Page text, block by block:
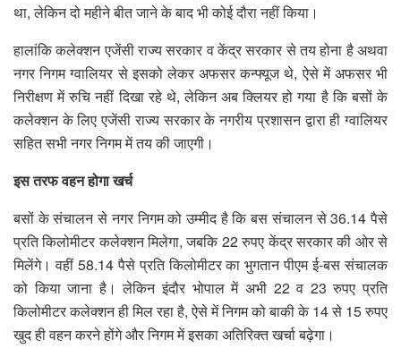
था, लेकिन दो महीने बीत जाने के बाद भी कोई दौरा नहीं किया।
हालांकि कलेक्शन एजेंसी राज्य सरकार व केंद्र सरकार से तय होना है अथवा
नगर निगम ग्वालियर से इसको लेकर अफसर कन्फ्यूज थे, ऐसे में अफसर भी
निरीक्षण में रुचि नहीं दिखा रहे थे, लेकिन अब क्लियर हो गया है कि बसों के
कलेक्शन के लिए एजेंसी राज्य सरकार के नगरीय प्रशासन द्वारा ही ग्वालियर
सहित सभी नगर निगम में तय की जाएगी।
इस तरफ वहन होगा खर्च
बसों के संचालन से नगर निगम को उम्मीद है कि बस संचालन से 36.14 पैसे
प्रति किलोमीटर कलेक्शन मिलेगा, जबकि 22 रुपए केंद्र सरकार की ओर से
मिलेंगे। वहीं 58.14 पैसे प्रति किलोमीटर का भुगतान पीएम ई-बस संचालक
को किया जाना है। लेकिन इंदौर भोपाल में अभी 22 व 23 रुपए प्रति
किलोमीटर कलेक्शन ही मिल रहा है, ऐसे में निगम को बाकी के 14 से 15 रुपए
खुद ही वहन करने होंगे और निगम में इसका अतिरिक्त खर्चा बढ़ेगा।